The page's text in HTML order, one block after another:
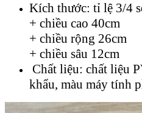
Kích thước: tỉ lệ 3/4
+ chiều cao 40cm
+ chiều rộng 26cm
+ chiều sâu 12cm
Chất liệu: chất liệu
khẩu, màu máy tính